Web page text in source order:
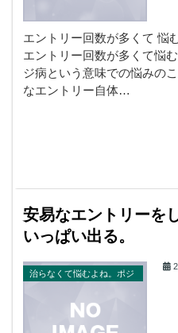
エントリー回数が多くて 悩
エントリー回数が多くて悩
ジ病という意味での悩みの
なエントリー自体…
安易なエントリーを
いっぱい出る。
治らなくて悩むよね。ポジ